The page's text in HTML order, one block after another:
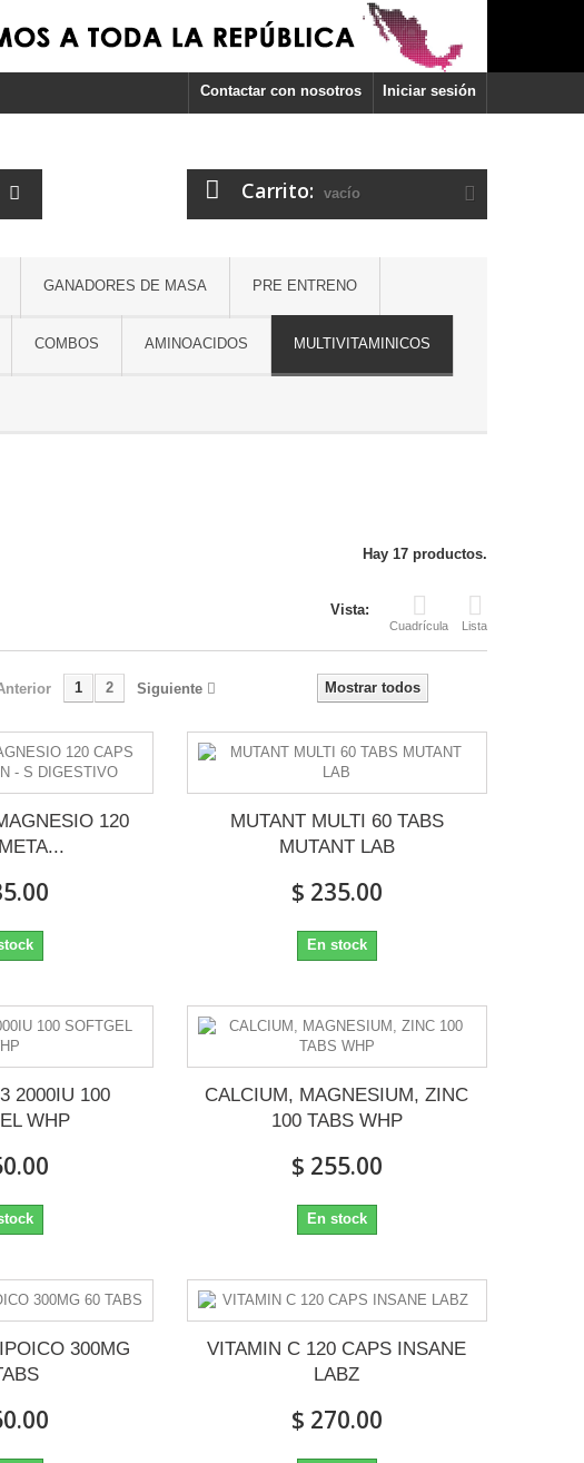
Iniciar sesión
Contactar con nosotros
Carrito: vacío
GANADORES DE MASA PRE ENTRENO
COMBOS AMINOACIDOS MULTIVITAMINICOS
Hay 17 productos.
Vista:
Cuadrícula Lista
Mostrar todos
1 2 Siguiente
120
MUTANT MULTI 60 TABS
MUTANT LAB
$ 235.00
En stock
2000IU 100
WHP
CALCIUM, MAGNESIUM, ZINC
100 TABS WHP
$ 255.00
En stock
300MG
VITAMIN C 120 CAPS INSANE
LABZ
$ 270.00